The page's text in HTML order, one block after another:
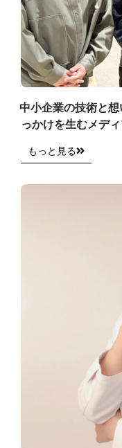
中小企業の技術と
っかけを生むメディ
もっと見る